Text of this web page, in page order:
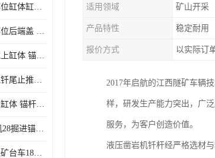
液压凿岩机缸体部位缸体缸壳 凿岩台车18kw功率凿岩机易磨损耗件
液压凿岩机柄体部位后端盖 地下采矿台车18kw凿岩机易耗损件
28凿岩机缸体部位上缸体 锚杆凿岩台车10KW液压凿岩机零配件
28凿岩机缸体部位钎尾止推套 锚杆钻车10KW液压凿岩机零配件
28凿岩机缸体部位缸体 锚杆掘进钻车10KW液压凿岩机零配件
M10BD液压凿岩机28掘进锚杆台车10KW液压凿岩机
液压凿岩机掘进采矿台车18KW液压凿岩机
适用领域 矿山开采
产品特性 稳定耐用
报价方式 以实际订
2017年启航的江西隧矿车辆
样，研发生产能力突出，广
服务，为客户创造价值。
液压凿岩机钎杆经严格选材